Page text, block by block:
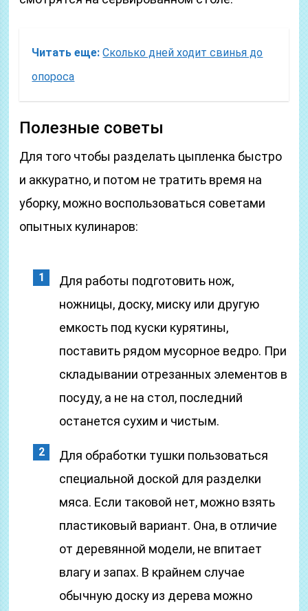
Читать еще: Сколько дней ходит свинья до
опороса
Полезные советы
Для того чтобы разделать цыпленка быстро
и аккуратно, и потом не тратить время на
уборку, можно воспользоваться советами
опытных кулинаров:
Для работы подготовить нож,
ножницы, доску, миску или другую
емкость под куски курятины,
поставить рядом мусорное ведро. При
складывании отрезанных элементов в
посуду, а не на стол, последний
останется сухим и чистым.
Для обработки тушки пользоваться
специальной доской для разделки
мяса. Если таковой нет, можно взять
пластиковый вариант. Она, в отличие
от деревянной модели, не впитает
влагу и запах. В крайнем случае
обычную доску из дерева можно